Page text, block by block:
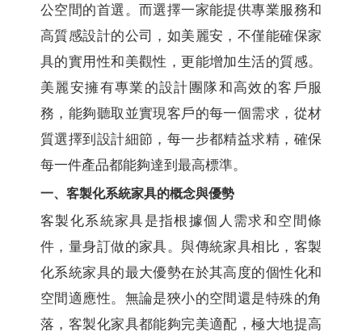
公空間的首選。而選擇一家能提供專業服務和
高質感設計的公司，如美麗安，不僅能確保家
具的實用性和美觀性，更能增加生活的質感。
美麗安擁有專業的設計團隊和高效的客戶服
務，能夠聽取並實現客戶的每一個需求，從材
質選擇到設計細節，每一步都精益求精，確保
每一件產品都能夠達到最高標準。
一、客製化系統家具的概念與優勢
客製化系統家具是指根據個人需求和空間條
件，量身訂做的家具。與傳統家具相比，客製
化系統家具的最大優勢在於其高度的個性化和
空間適應性。無論是狹小的空間還是特殊的角
落，客製化家具都能夠完美適配，極大地提高